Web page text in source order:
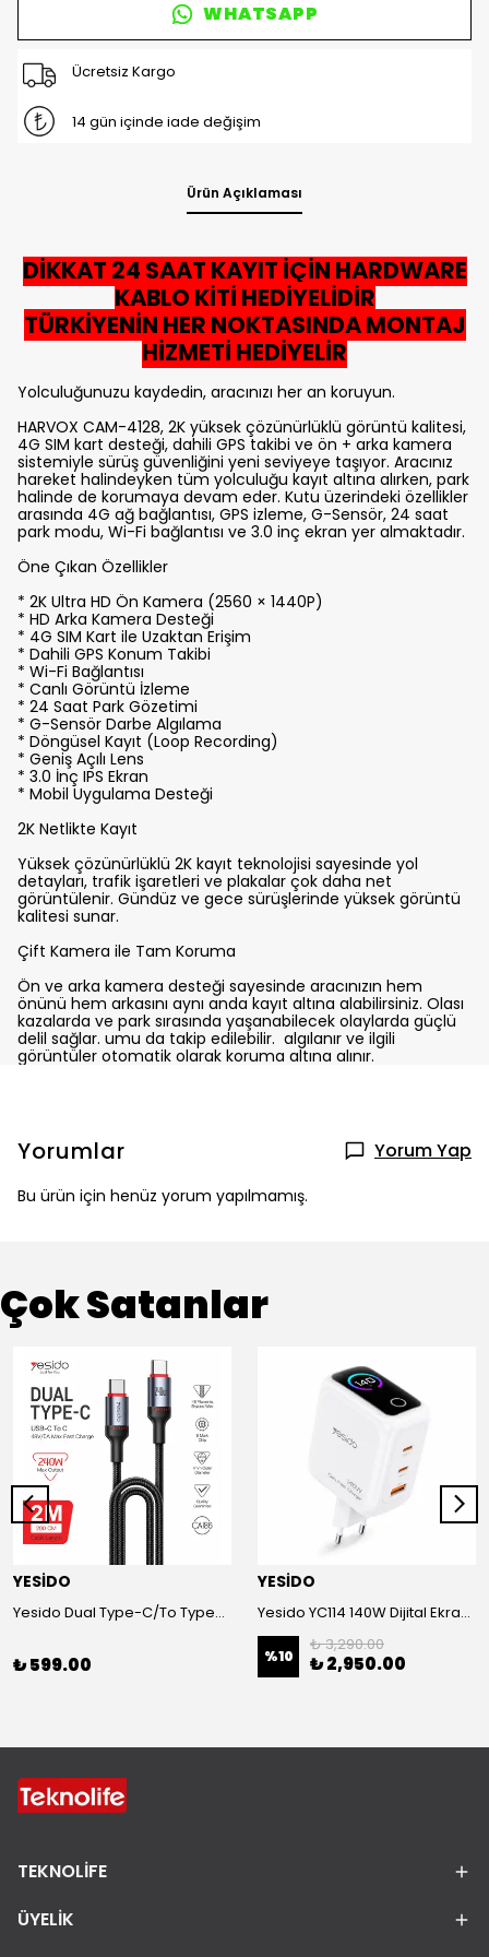
WHATSAPP
Ücretsiz Kargo
14 gün içinde iade değişim
Ürün Açıklaması
DİKKAT 24 SAAT KAYIT İÇİN HARDWARE
KABLO KİTİ HEDİYELİDİR
TÜRKİYENİN HER NOKTASINDA MONTAJ
HİZMETİ HEDİYELİR
Yolculuğunuzu kaydedin, aracınızı her an koruyun.
HARVOX CAM-4128, 2K yüksek çözünürlüklü görüntü kalitesi,
4G SIM kart desteği, dahili GPS takibi ve ön + arka kamera
sistemiyle sürüş güvenliğini yeni seviyeye taşıyor. Aracınız
hareket halindeyken tüm yolculuğu kayıt altına alırken, park
halinde de korumaya devam eder. Kutu üzerindeki özellikler
arasında 4G ağ bağlantısı, GPS izleme, G-Sensör, 24 saat
park modu, Wi-Fi bağlantısı ve 3.0 inç ekran yer almaktadır.
Öne Çıkan Özellikler
* 2K Ultra HD Ön Kamera (2560 × 1440P)
* HD Arka Kamera Desteği
* 4G SIM Kart ile Uzaktan Erişim
* Dahili GPS Konum Takibi
* Wi-Fi Bağlantısı
* Canlı Görüntü İzleme
* 24 Saat Park Gözetimi
* G-Sensör Darbe Algılama
* Döngüsel Kayıt (Loop Recording)
* Geniş Açılı Lens
* 3.0 İnç IPS Ekran
* Mobil Uygulama Desteği
2K Netlikte Kayıt
Yüksek çözünürlüklü 2K kayıt teknolojisi sayesinde yol
detayları, trafik işaretleri ve plakalar çok daha net
görüntülenir. Gündüz ve gece sürüşlerinde yüksek görüntü
kalitesi sunar.
Çift Kamera ile Tam Koruma
Ön ve arka kamera desteği sayesinde aracınızın hem
önünü hem arkasını aynı anda kayıt altına alabilirsiniz. Olası
kazalarda ve park sırasında yaşanabilecek olaylarda güçlü
delil sağlar. umu da takip edilebilir. algılanır ve ilgili
görüntüler otomatik olarak koruma altına alınır.
Yorumlar Yorum Yap
Bu ürün için henüz yorum yapılmamış.
Çok Satanlar
YESİDO
Yesido Dual Type-C/To Type-C 48V/5A Süper Hızlı Şarj ve Veri Kablo
₺ 599.00
YESİDO
Yesido YC114 140W Dijital Ekranlı PD Hızlı Şarj Aleti - Beyaz
%10
₺ 3,290.00
₺ 2,950.00
TEKNOLİFE
ÜYELİK